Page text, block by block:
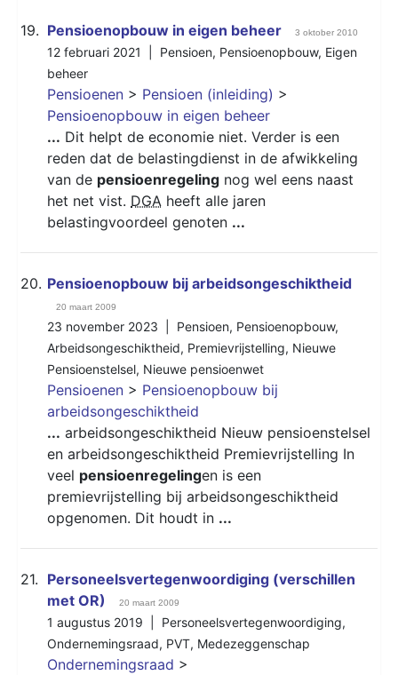
19. Pensioenopbouw in eigen beheer 3 oktober 2010
12 februari 2021 | Pensioen, Pensioenopbouw, Eigen
beheer
Pensioenen > Pensioen (inleiding) >
Pensioenopbouw in eigen beheer
... Dit helpt de economie niet. Verder is een
reden dat de belastingdienst in de afwikkeling
van de pensioenregeling nog wel eens naast
het net vist. DGA heeft alle jaren
belastingvoordeel genoten ...
20. Pensioenopbouw bij arbeidsongeschiktheid
20 maart 2009
23 november 2023 | Pensioen, Pensioenopbouw,
Arbeidsongeschiktheid, Premievrijstelling, Nieuwe
Pensioenstelsel, Nieuwe pensioenwet
Pensioenen > Pensioenopbouw bij
arbeidsongeschiktheid
... arbeidsongeschiktheid Nieuw pensioenstelsel
en arbeidsongeschiktheid Premievrijstelling In
veel pensioenregelingen is een
premievrijstelling bij arbeidsongeschiktheid
opgenomen. Dit houdt in ...
21. Personeelsvertegenwoordiging (verschillen
met OR)
20 maart 2009
1 augustus 2019 | Personeelsvertegenwoordiging,
Ondernemingsraad, PVT, Medezeggenschap
Ondernemingsraad >